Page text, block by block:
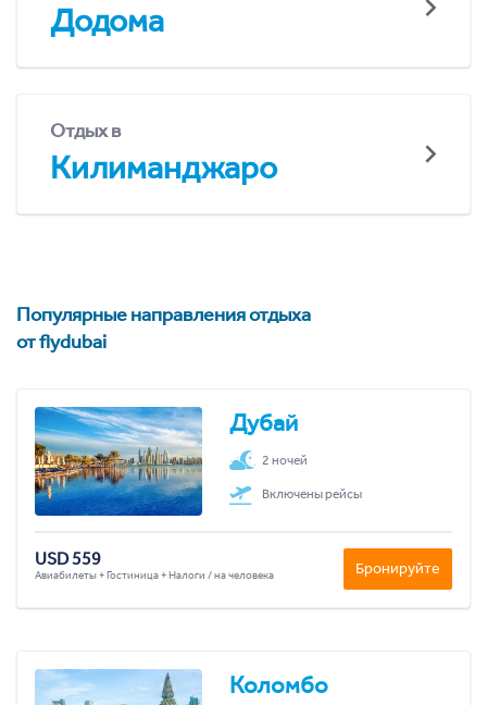
Додома
Отдых в
Килиманджаро
Популярные направления отдыха
от flydubai
Дубай
2 ночей
Включены рейсы
USD 559
Авиабилеты + Гостиница + Налоги / на человека Бронируйте
Коломбо